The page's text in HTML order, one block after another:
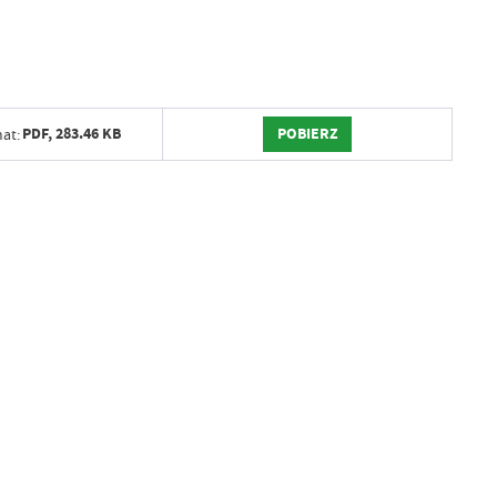
PDF,283.46 KB POBIERZ